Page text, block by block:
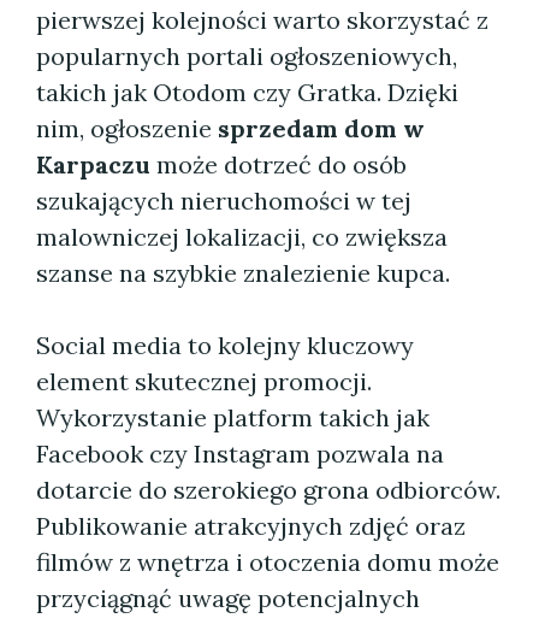
pierwszej kolejności warto skorzystać z
popularnych portali ogłoszeniowych,
takich jak Otodom czy Gratka. Dzięki
nim, ogłoszenie sprzedam dom w
Karpaczu może dotrzeć do osób
szukających nieruchomości w tej
malowniczej lokalizacji, co zwiększa
szanse na szybkie znalezienie kupca.
Social media to kolejny kluczowy
element skutecznej promocji.
Wykorzystanie platform takich jak
Facebook czy Instagram pozwala na
dotarcie do szerokiego grona odbiorców.
Publikowanie atrakcyjnych zdjęć oraz
filmów z wnętrza i otoczenia domu może
przyciągnąć uwagę potencjalnych